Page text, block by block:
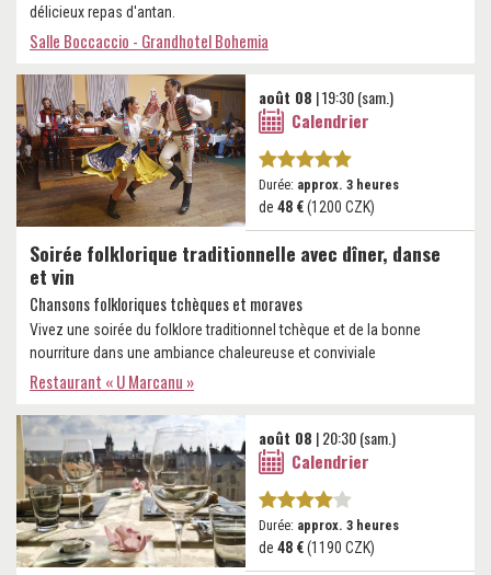
délicieux repas d'antan.
Salle Boccaccio - Grandhotel Bohemia
Soirée folklorique traditionnelle avec dîner, danse
et vin
Chansons folkloriques tchèques et moraves
Vivez une soirée du folklore traditionnel tchèque et de la bonne
nourriture dans une ambiance chaleureuse et conviviale
Restaurant « U Marcanu »
août 08 | 19:30 (sam.)
Calendrier
Durée: approx. 3 heures
de 48 €(1200 CZK)
août 08 | 20:30 (sam.)
Calendrier
Durée: approx. 3 heures
de 48 €(1190 CZK)